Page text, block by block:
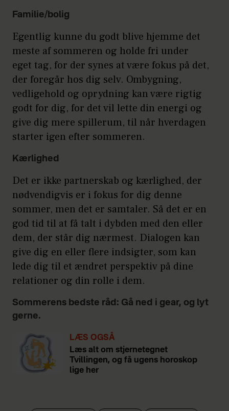
Familie/bolig
Egentlig kunne du godt blive hjemme det
meste af sommeren og holde fri under
eget tag, for der synes at være fokus på det,
der foregår hos dig selv. Ombygning,
vedligehold og oprydning kan være rigtig
godt for dig, for det vil lette din energi og
give dig mere spillerum, til når hverdagen
starter igen efter sommeren.
Kærlighed
Det er ikke partnerskab og kærlighed, der
nødvendigvis er i fokus for dig denne
sommer, men det er samtaler. Så det er en
god tid til at få talt i dybden med den eller
dem, der står dig nærmest. Dialogen kan
give dig en eller flere indsigter, som kan
lede dig til et ændret perspektiv på dine
relationer og din rolle i dem.
Sommerens bedste råd: Gå ned i gear, og lyt
gerne.
LÆS OGSÅ
Læs alt om stjernetegnet
Tvillingen, og få ugens horoskop
lige her